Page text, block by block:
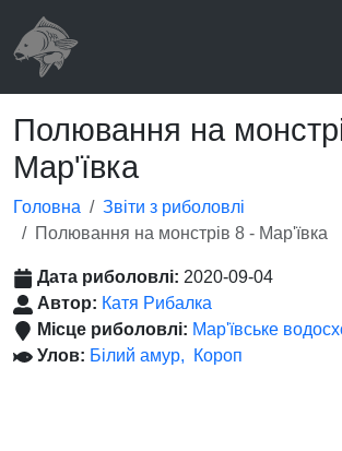
Полювання на
Мар'ївка
Головна
Звіти з риболовлі
Полювання на монстрів 8 - Мар'ївка
Дата риболовлі: 2020-09-04
Автор: Катя Рибалка
Місце риболовлі: Мар'ївське
Улов: Білий амур Короп